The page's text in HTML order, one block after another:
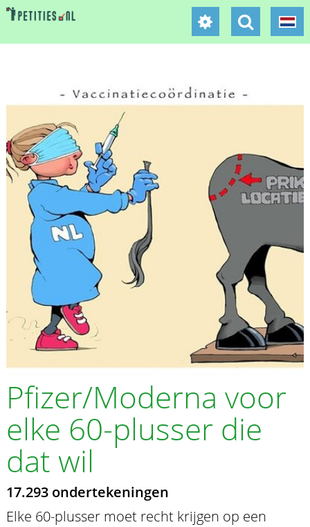
Pfizer/Moderna voor
elke 60-plusser die
dat wil
17.293 ondertekeningen
Elke 60-plusser moet recht krijgen op een